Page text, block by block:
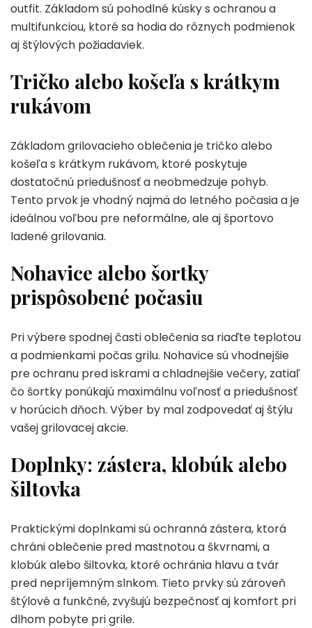
outfit. Základom sú pohodlné kúsky s ochranou a
multifunkciou, ktoré sa hodia do rôznych podmienok
aj štýlových požiadaviek.
Tričko alebo košeľa s krátkym
rukávom
Základom grilovacieho oblečenia je tričko alebo
košeľa s krátkym rukávom, ktoré poskytuje
dostatočnú priedušnosť a neobmedzuje pohyb.
Tento prvok je vhodný najmä do letného počasia a je
ideálnou voľbou pre neformálne, ale aj športovo
ladené grilovania.
Nohavice alebo šortky
prispôsobené počasiu
Pri výbere spodnej časti oblečenia sa riaďte teplotou
a podmienkami počas grilu. Nohavice sú vhodnejšie
pre ochranu pred iskrami a chladnejšie večery, zatiaľ
čo šortky ponúkajú maximálnu voľnosť a priedušnosť
v horúcich dňoch. Výber by mal zodpovedať aj štýlu
vašej grilovacej akcie.
Doplnky: zástera, klobúk alebo
šiltovka
Praktickými doplnkami sú ochranná zástera, ktorá
chráni oblečenie pred mastnotou a škvrnami, a
klobúk alebo šiltovka, ktoré ochránia hlavu a tvár
pred nepríjemným slnkom. Tieto prvky sú zároveň
štýlové a funkčné, zvyšujú bezpečnosť aj komfort pri
dlhom pobyte pri grile.